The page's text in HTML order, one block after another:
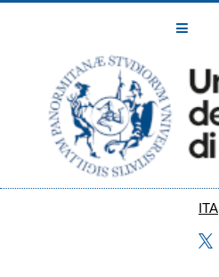
Toggle
ITA